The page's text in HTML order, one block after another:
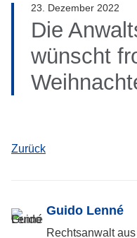
23 Dezember 2022
Die
wünscht
Zurück
Guido Lenné
Rechtsanwalt